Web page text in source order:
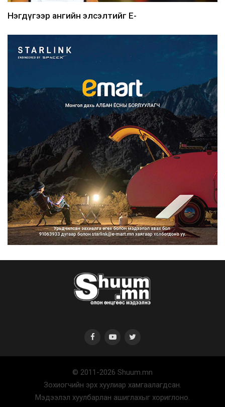
Нэгдүгээр ангийн элсэлтийг E-
Францад иргэд рүү зөвшөөрөлгүй
сурталчилгааны дууд...
2026/08/07
Нийтийн тээврийн Ч:19А чиглэлийн
замналд түр хугац...
2026/08/07
Автомашины улсын дугаар сондгой
тоогоор төгссөн бо...
Улаанбаатарт өдөртөө 30 хэм дулаан
2026/08/07
© 2011-2026 Shuum.mn
Зохиогчийн эрх хуулиар хамгаалагдсан.
Мэдээлэл хуулбарлан ашиглахыг хориглоно.